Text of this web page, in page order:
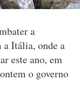
a
Itália, onde a
este ano, em
o governo